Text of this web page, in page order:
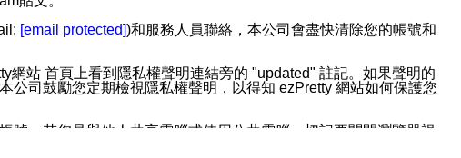
[email protected])和服務人員聯絡，本公司會盡快清除您的帳號和
站 首頁上看到隱私權聲明連結旁的 "updated" 註記。如果聲明的
司鼓勵您定期檢視隱私權聲明，以得知 ezPretty 網站如何保護您
。若您是與他人共享電腦或使用公共電腦，切記要關閉瀏覽器視